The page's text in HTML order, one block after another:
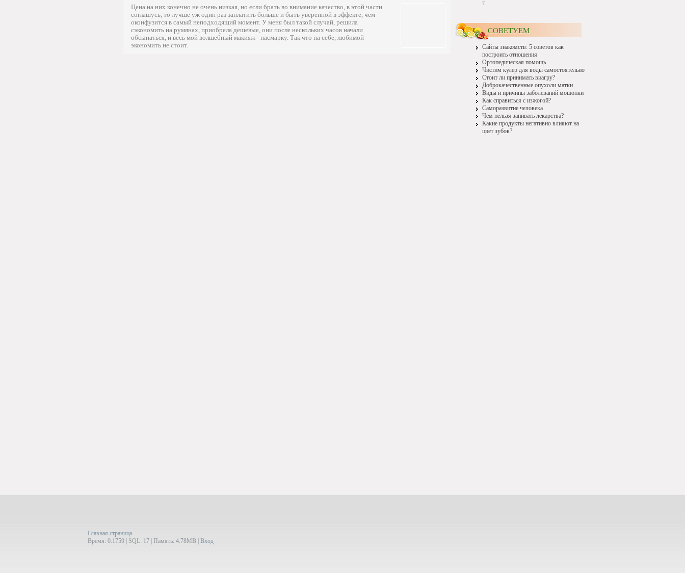
Цена на них конечно не очень низкая, но если брать во внимание качество, в этой части
соглашусь, то лучше уж один раз заплатить больше и быть уверенной в эффекте, чем
оконфузится в самый неподходящий момент. У меня был такой случай, решила
сэкономить на румянах, приобрела дешевые, они после нескольких часов начали
обсыпаться, и весь мой волшебный макияж - насмарку. Так что на себе, любимой
экономить не стоит.
7
СОВЕТУЕМ
Сайты знакомств: 5 советов как
построить отношения
Ортопедическая помощь
Чистим кулер для воды самостоятельно
Стоит ли принимать виагру?
Доброкачественные опухоли матки
Виды и причины заболеваний мошонки
Как справиться с изжогой?
Саморазвитие человека
Чем нельзя запивать лекарства?
Какие продукты негативно влияют на
цвет зубов?
Главная страница
Время: 0.1759 | SQL: 17 | Память: 4.78MB Вход